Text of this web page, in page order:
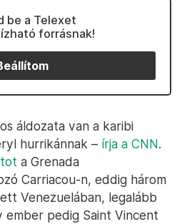
be a Telexet
forrásnak!
áldozata van a karibi
hurrikánnak – írja a CNN.
a Grenada
Carriacou-n, eddig három
Venezuelában, legalább
ember pedig Saint Vincent